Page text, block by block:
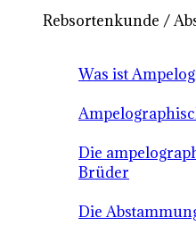
Rebsortenkunde /
Was ist
Die
Brüder
Die